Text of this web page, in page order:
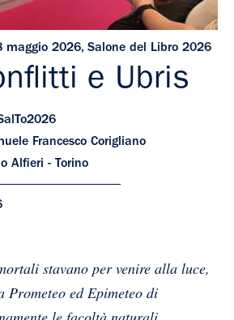
maggio 2026, Salone del Libro 2026
e Ubris
Francesco Corigliano
Alfieri - Torino
stavano per venire alla luce,
Prometeo ed Epimeteo di